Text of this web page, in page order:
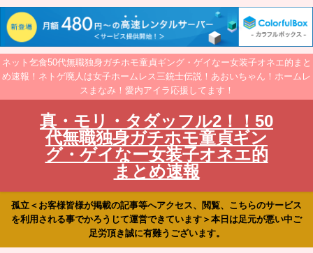
ネット乞食50代無職独身ガチホモ童貞ギング・ゲイなー女装子オネエ的まと
め速報！ネトゲ廃人は女子ホームレス三銃士伝説！あおいちゃん！ホームレ
スまなみ！愛内アイラ応援してます！
真・モリ・タダッフル2！！50
代無職独身ガチホモ童貞ギン
グ・ゲイなー女装子オネエ的
まとめ速報
孤立＜お客様皆様が掲載の記事等へアクセス、閲覧、こちらのサービス
を利用される事でかろうじて運営できています＞本日は足元が悪い中ご
足労頂き誠に有難うございます。